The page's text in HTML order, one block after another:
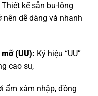
Thiết kế sẵn bu-lông
dễ dàng và nhanh
(UU): Ký hiệu “UU”
cao su,
ẩm xâm nhập, đồng